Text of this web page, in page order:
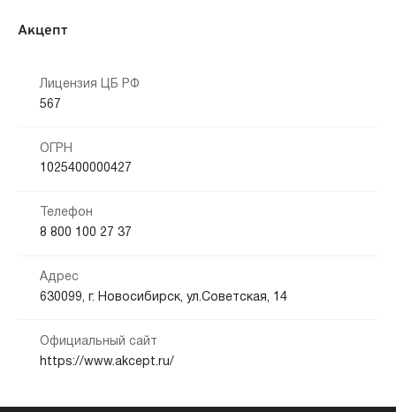
Акцепт
Лицензия ЦБ РФ
567
ОГРН
1025400000427
Телефон
8 800 100 27 37
Адрес
630099, г. Новосибирск, ул.Советская, 14
Официальный сайт
https://www.akcept.ru/